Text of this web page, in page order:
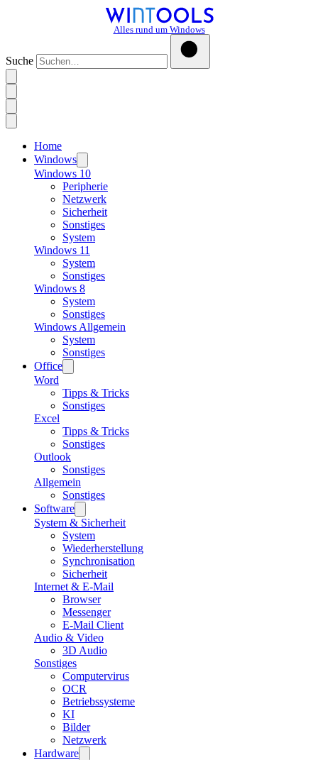
Alles rund um Windows
Suche
Home
Windows
Windows 10
Peripherie
Netzwerk
Sicherheit
Sonstiges
System
Windows 11
System
Sonstiges
Windows 8
System
Sonstiges
Windows Allgemein
System
Sonstiges
Office
Word
Tipps & Tricks
Sonstiges
Excel
Tipps & Tricks
Sonstiges
Outlook
Sonstiges
Allgemein
Sonstiges
Software
System & Sicherheit
System
Wiederherstellung
Synchronisation
Sicherheit
Internet & E-Mail
Browser
Messenger
E-Mail Client
Audio & Video
3D Audio
Sonstiges
Computervirus
OCR
Betriebssysteme
KI
Bilder
Netzwerk
Hardware